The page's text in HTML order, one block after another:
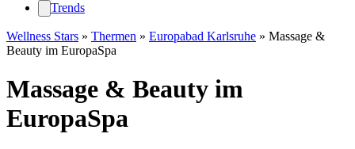
Trends
Wellness Stars » Thermen » Europabad Karlsruhe » Massage &
Beauty im EuropaSpa
Massage & Beauty im
EuropaSpa